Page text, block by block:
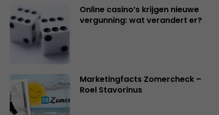
Online casino’s krijgen nieuwe
vergunning: wat verandert er?
Marketingfacts Zomercheck –
Roel Stavorinus